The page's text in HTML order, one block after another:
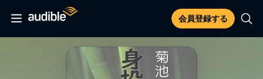
会員登録する